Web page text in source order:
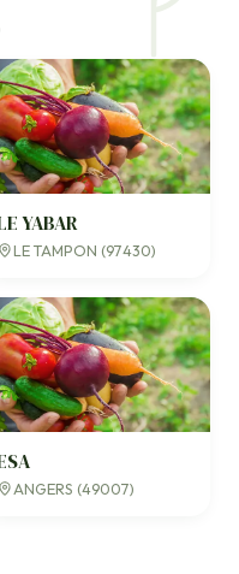
YABAR
LE TAMPON (97430)
ANGERS (49007)